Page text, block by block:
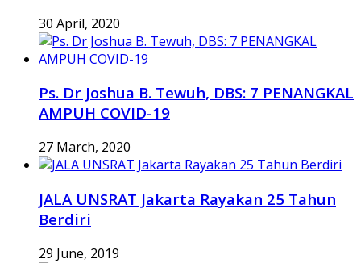
30 April, 2020
Ps. Dr Joshua B. Tewuh, DBS: 7 PENANGKAL
AMPUH COVID-19
27 March, 2020
JALA UNSRAT Jakarta Rayakan 25 Tahun
Berdiri
29 June, 2019